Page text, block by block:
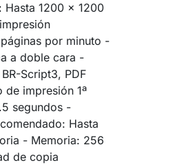
Hasta 1200 x 1200
por minuto -
a doble cara -
Script3, PDF
de impresión 1ª
segundos -
Hasta
- Memoria: 256
de copia